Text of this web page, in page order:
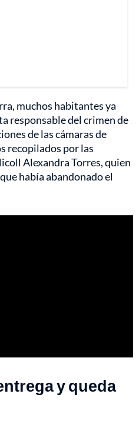
muchos habitantes ya
responsable del crimen de
de las cámaras de
recopilados por las
Alexandra Torres, quien
había abandonado el
y queda